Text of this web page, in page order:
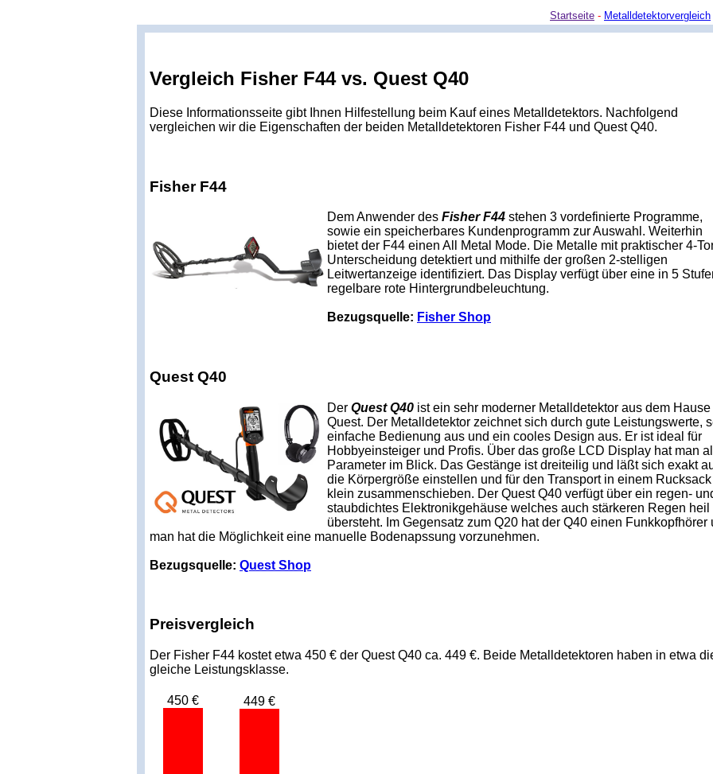
Startseite - Metalldetektorvergleich
Vergleich Fisher F44 vs. Quest Q40
Diese Informationsseite gibt Ihnen Hilfestellung beim Kauf eines Metalldetektors. Nachfolgend
vergleichen wir die Eigenschaften der beiden Metalldetektoren Fisher F44 und Quest Q40.
Fisher F44
Dem Anwender des Fisher F44 stehen 3 vordefinierte Programme,
sowie ein speicherbares Kundenprogramm zur Auswahl. Weiterhin
bietet der F44 einen All Metal Mode. Die Metalle mit praktischer 4-
Unterscheidung detektiert und mithilfe der großen 2-stelligen
Leitwertanzeige identifiziert. Das Display verfügt über eine in 5
regelbare rote Hintergrundbeleuchtung.
Bezugsquelle: Fisher Shop
Quest Q40
Der Quest Q40 ist ein sehr moderner Metalldetektor aus dem Hause
Quest. Der Metalldetektor zeichnet sich durch gute Leistungswerte,
einfache Bedienung aus und ein cooles Design aus. Er ist ideal für
Hobbyeinsteiger und Profis. Über das große LCD Display hat man
Parameter im Blick. Das Gestänge ist dreiteilig und läßt sich exakt
die Körpergröße einstellen und für den Transport in einem Rucksack
klein zusammenschieben. Der Quest Q40 verfügt über ein regen-
staubdichtes Elektronikgehäuse welches auch stärkeren Regen heil
übersteht. Im Gegensatz zum Q20 hat der Q40 einen Funkkopfhörer
man hat die Möglichkeit eine manuelle Bodenapssung vorzunehmen.
Bezugsquelle: Quest Shop
Preisvergleich
Der Fisher F44 kostet etwa 450 € der Quest Q40 ca. 449 €. Beide Metalldetektoren haben in etwa
gleiche Leistungsklasse.
450 € 449 €